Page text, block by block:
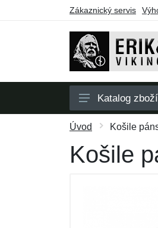
Zákaznický servis
Pánské
Dámské
Katalog zboží
Úvod Košile
Košile